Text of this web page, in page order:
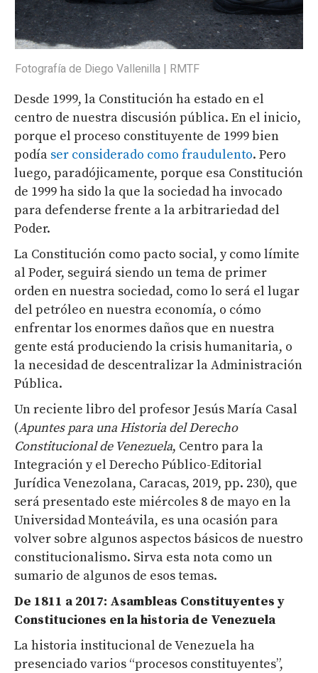
Fotografía de Diego Vallenilla | RMTF
Desde 1999, la Constitución ha estado en el
centro de nuestra discusión pública. En el inicio,
porque el proceso constituyente de 1999 bien
podía ser considerado como fraudulento. Pero
luego, paradójicamente, porque esa Constitución
de 1999 ha sido la que la sociedad ha invocado
para defenderse frente a la arbitrariedad del
Poder.
La Constitución como pacto social, y como límite
al Poder, seguirá siendo un tema de primer
orden en nuestra sociedad, como lo será el lugar
del petróleo en nuestra economía, o cómo
enfrentar los enormes daños que en nuestra
gente está produciendo la crisis humanitaria, o
la necesidad de descentralizar la Administración
Pública.
Un reciente libro del profesor Jesús María Casal
(Apuntes para una Historia del Derecho
Constitucional de Venezuela, Centro para la
Integración y el Derecho Público-Editorial
Jurídica Venezolana, Caracas, 2019, pp. 230), que
será presentado este miércoles 8 de mayo en la
Universidad Monteávila, es una ocasión para
volver sobre algunos aspectos básicos de nuestro
constitucionalismo. Sirva esta nota como un
sumario de algunos de esos temas.
De 1811 a 2017: Asambleas Constituyentes y
Constituciones en la historia de Venezuela
La historia institucional de Venezuela ha
presenciado varios “procesos constituyentes”,